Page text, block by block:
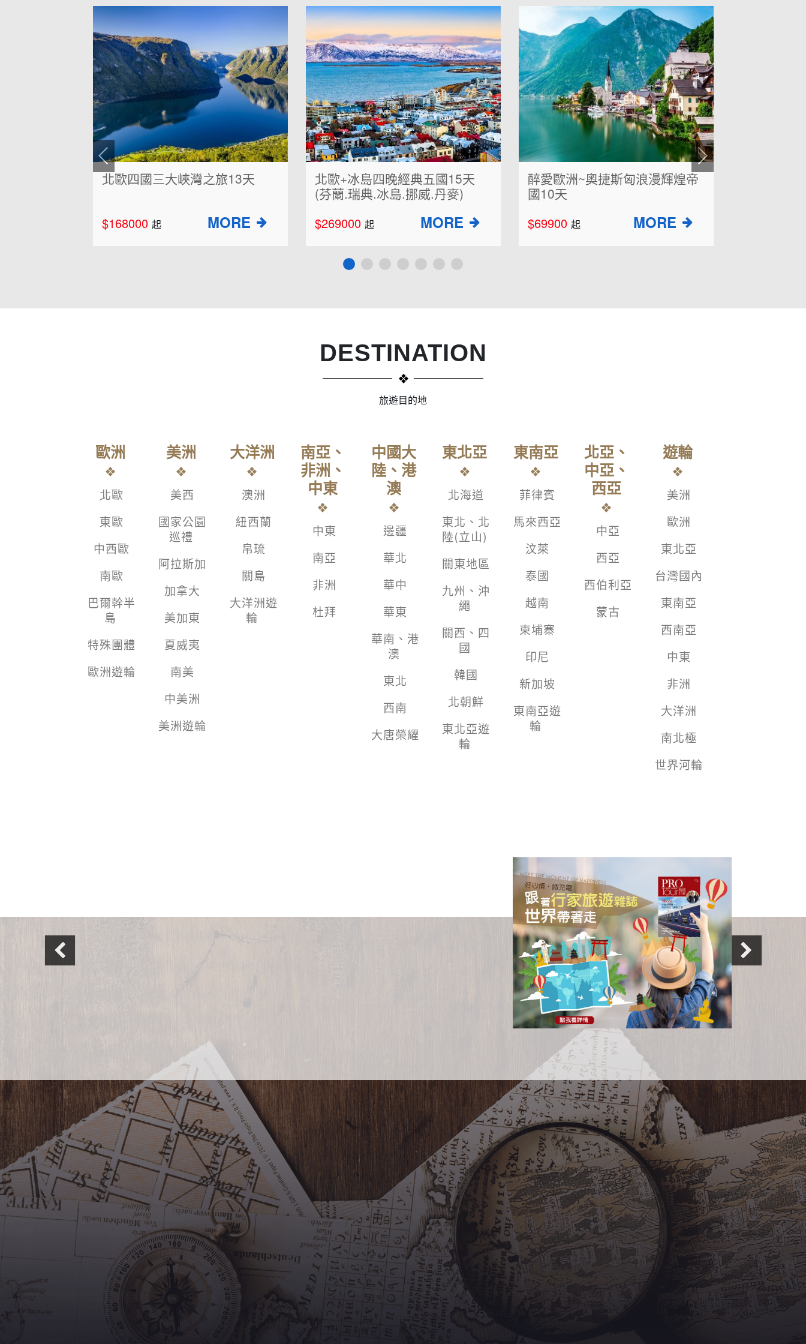
北歐+冰島四晚經典五國15天
$269000 起
醉愛歐洲~奧捷斯匈浪漫輝煌帝
國10天
$69900起
超值克斯8天~仙境十六湖國家
公園、鐘乳石洞小火車、布雷
$64900 起
DESTINATION
旅遊目的地
歐洲
北歐
東歐
中西歐
南歐
巴爾幹半
島
特殊團體
歐洲遊輪
美洲
美西
國家公園
巡禮
阿拉斯加
加拿大
美加東
夏威夷
南美
中美洲
美洲遊輪
大洋洲
澳洲
紐西蘭
帛琉
關島
大洋洲遊
輪
南亞、
非洲、
中東
中東
南亞
非洲
杜拜
中國大
陸、港
澳
邊疆
華北
華中
華東
華南、港
澳
東北
西南
大唐榮耀
東北亞
北海道
東北、北
陸(立山)
關東地區
九州、沖
繩
關西、四
國
韓國
北朝鮮
東北亞遊
輪
東南亞
菲律賓
馬來西亞
汶萊
泰國
越南
柬埔寨
印尼
新加坡
東南亞遊
輪
北亞、
中亞、
西亞
中亞
西亞
西伯利亞
蒙古
遊輪
美洲
歐洲
東北亞
台灣國內
東南亞
西南亞
中東
非洲
大洋洲
南北極
世界河輪